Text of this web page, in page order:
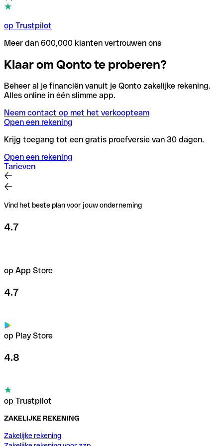
op Trustpilot
Meer dan 600,000 klanten vertrouwen ons
Klaar om Qonto te proberen?
Beheer al je financiën vanuit je Qonto zakelijke rekening.
Alles online in één slimme app.
Neem contact op met het verkoopteam
Open een rekening
Krijg toegang tot een gratis proefversie van 30 dagen.
Open een rekening
Tarieven
Vind het beste plan voor jouw onderneming
4.7
op App Store
4.7
op Play Store
4.8
op Trustpilot
ZAKELIJKE REKENING
Zakelijke rekening